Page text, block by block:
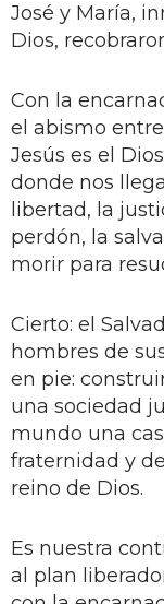
José y María,
Dios,
Con la
el abismo
Jesús es el
donde nos
libertad, la
perdón, la
morir para
Cierto: el
hombres de
en pie:
una sociedad
mundo una
fraternidad y
reino de Dios.
Es nuestra
al plan